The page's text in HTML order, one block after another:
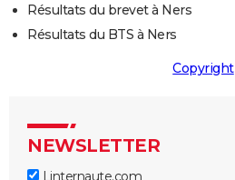
Résultats du brevet à Ners
Résultats du BTS à Ners
Copyright
NEWSLETTER
Linternaute.com